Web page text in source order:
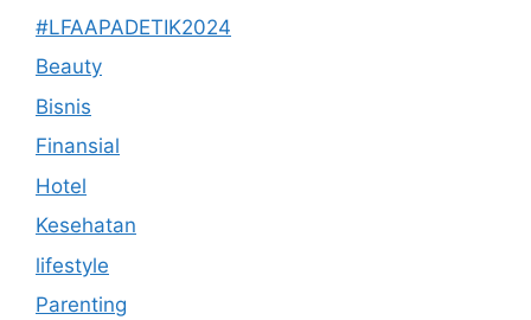
#LFAAPADETIK2024
Beauty
Bisnis
Finansial
Hotel
Kesehatan
lifestyle
Parenting